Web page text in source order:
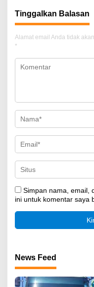
Tinggalkan Balasan
Alamat email Anda tidak
*
Simpan nama, email,
ini untuk komentar saya
News Feed